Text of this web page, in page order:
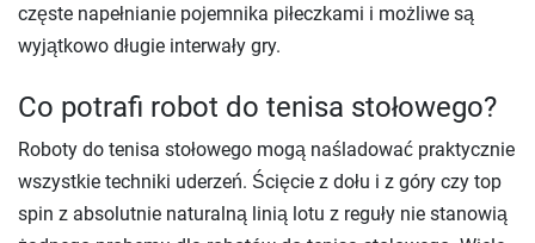
częste napełnianie pojemnika piłeczkami i możliwe są
wyjątkowo długie interwały gry.
Co potrafi robot do tenisa stołowego?
Roboty do tenisa stołowego mogą naśladować praktycznie
wszystkie techniki uderzeń. Ścięcie z dołu i z góry czy top
spin z absolutnie naturalną linią lotu z reguły nie stanowią